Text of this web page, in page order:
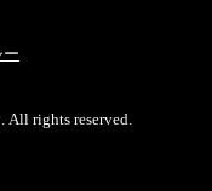
rights reserved.